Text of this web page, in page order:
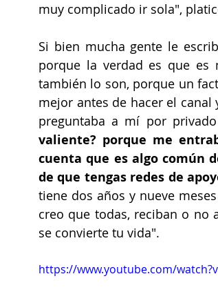
muy complicado ir sola",
Si bien mucha gente le
porque la verdad es que es
también lo son, porque un
mejor antes de hacer el
preguntaba a mí por
valiente? porque me
cuenta que es algo común
de que tengas redes de
tiene dos años y nueve
creo que todas, reciban o no
se convierte tu vida".
https://www.youtube.com/